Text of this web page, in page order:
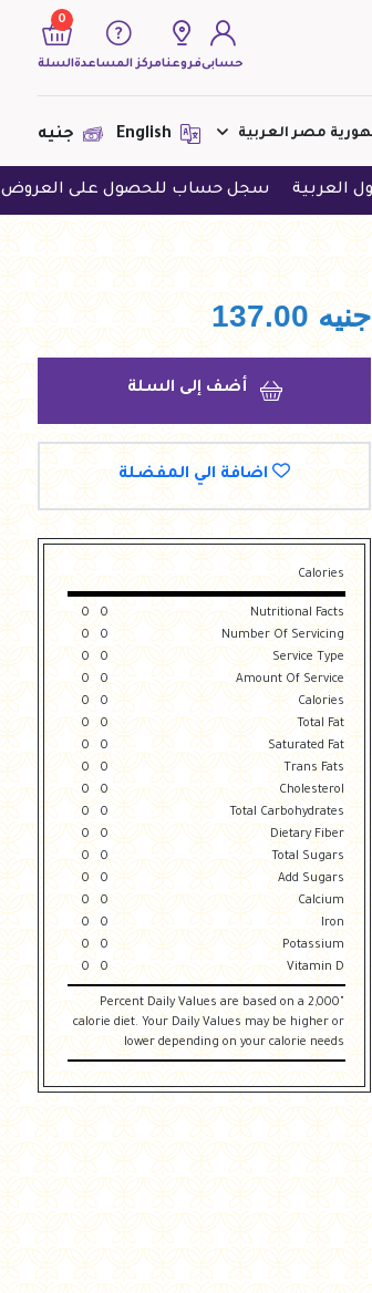
حسابىفروعنامركز المساعدة
0
السلة
لا يوجد منتجات لعرضها فى الوقت
الحالى
جنيه
سجل حساب للحصول على العروض الحصرية
جنيه 137.00
أضف إلى السلة
اضافة الي المفضلة
Calories
Nutritional Facts
0
0
Number Of Servicing
0
0
Service Type
0
0
Amount Of Service
0
0
Calories
0
0
Total Fat
0
0
Saturated Fat
0
0
Trans Fats
0
0
Cholesterol
0
0
Total Carbohydrates
0
0
Dietary Fiber
0
0
Total Sugars
0
0
Add Sugars
0
0
Calcium
0
0
Iron
0
0
Potassium
0
0
Vitamin D
0
0
"Percent Daily Values are based on a 2,000
calorie diet. Your Daily Values may be higher or
lower depending on your calorie needs